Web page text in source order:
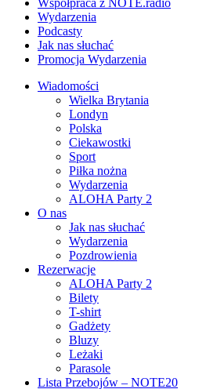
Współpraca z NOTE.radio
Wydarzenia
Podcasty
Jak nas słuchać
Promocja Wydarzenia
Wiadomości
Wielka Brytania
Londyn
Polska
Ciekawostki
Sport
Piłka nożna
Wydarzenia
ALOHA Party 2
O nas
Jak nas słuchać
Wydarzenia
Pozdrowienia
Rezerwacje
ALOHA Party 2
Bilety
T-shirt
Gadżety
Bluzy
Leżaki
Parasole
Lista Przebojów – NOTE20